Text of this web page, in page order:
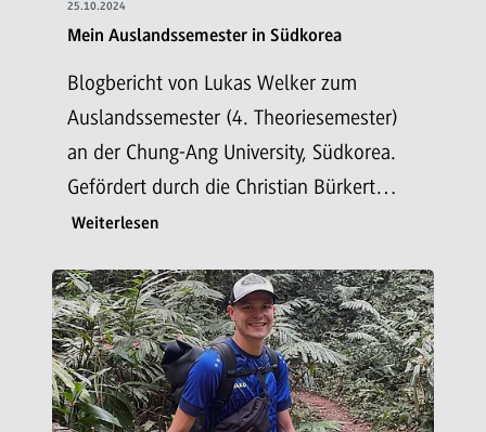
25.10.2024
Mein Auslandssemester in Südkorea
Blogbericht von Lukas Welker zum
Auslandssemester (4. Theoriesemester)
an der Chung-Ang University, Südkorea.
Gefördert durch die Christian Bürkert…
Weiterlesen